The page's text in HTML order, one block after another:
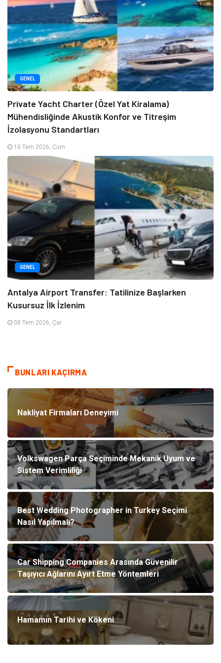
GENEL
Private Yacht Charter (Özel Yat Kiralama)
Mühendisliğinde Akustik Konfor ve Titreşim
İzolasyonu Standartları
10 Tem 2026, Cum
GENEL
Antalya Airport Transfer: Tatilinize Başlarken
Kusursuz İlk İzlenim
08 Tem 2026, Çar
BUNLARI KAÇIRMA
Nakliyat Firmaları Deneyimi
Volkswagen Parça Seçiminde Mekanik Uyum ve
Sistem Verimliliği
Best Wedding Photographer in Turkey Seçimi
Nasıl Yapılmalı?
Car Shipping Companies Arasında Güvenilir
Taşıyıcı Ağlarını Ayırt Etme Yöntemleri
Hamamın Tarihi ve Kökeni